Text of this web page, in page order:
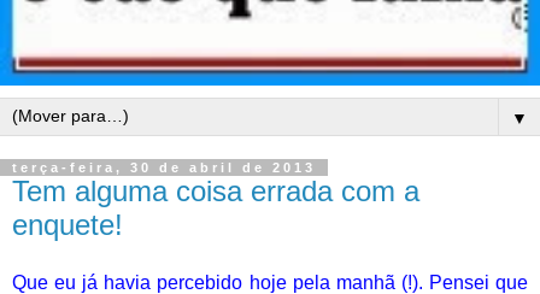
▼
terça-feira, 30 de abril de 2013
Tem alguma coisa errada com a
enquete!
Que eu já havia percebido hoje pela manhã (!). Pensei que